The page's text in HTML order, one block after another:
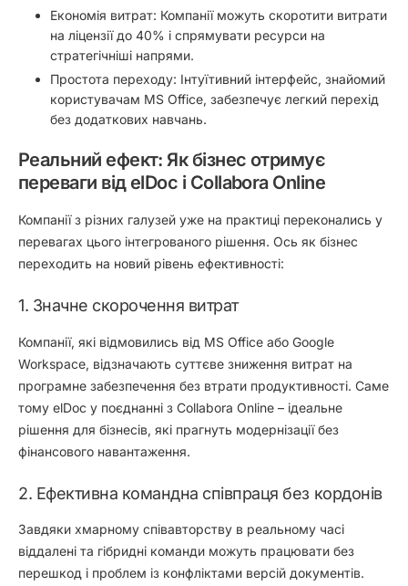
Економія витрат: Компанії можуть скоротити витрати
на ліцензії до 40% і спрямувати ресурси на
стратегічніші напрями.
Простота переходу: Інтуїтивний інтерфейс, знайомий
користувачам MS Office, забезпечує легкий перехід
без додаткових навчань.
Реальний ефект: Як бізнес отримує
переваги від elDoc і Collabora Online
Компанії з різних галузей уже на практиці переконались у
перевагах цього інтегрованого рішення. Ось як бізнес
переходить на новий рівень ефективності:
1. Значне скорочення витрат
Компанії, які відмовились від MS Office або Google
Workspace, відзначають суттєве зниження витрат на
програмне забезпечення без втрати продуктивності. Саме
тому elDoc у поєднанні з Collabora Online – ідеальне
рішення для бізнесів, які прагнуть модернізації без
фінансового навантаження.
2. Ефективна командна співпраця без кордонів
Завдяки хмарному співавторству в реальному часі
віддалені та гібридні команди можуть працювати без
перешкод і проблем із конфліктами версій документів.